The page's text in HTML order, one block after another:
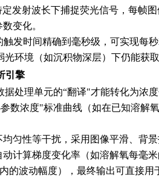
发射波长下捕捉荧光信号，每帧
变化。
发时间精确到毫秒级，可实现每
环境（如沉积物深层）下仍能获
引擎
处理单元的“翻译"才能转化为浓
数浓度"标准曲线（如在已知溶解
匀性等干扰，采用图像平滑、背
计算梯度变化率（如溶解氧每毫
的波动幅度），最终输出可直接用